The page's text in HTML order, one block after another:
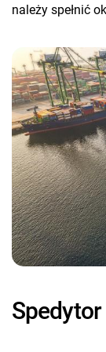
należy spełnić